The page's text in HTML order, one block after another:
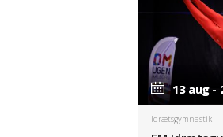
13 aug -
13 aug -
Idrætsgymnastik